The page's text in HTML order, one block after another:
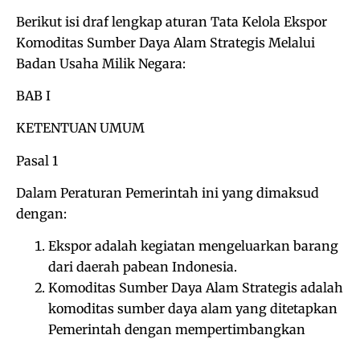
Berikut isi draf lengkap aturan Tata Kelola Ekspor
Komoditas Sumber Daya Alam Strategis Melalui
Badan Usaha Milik Negara:
BAB I
KETENTUAN UMUM
Pasal 1
Dalam Peraturan Pemerintah ini yang dimaksud
dengan:
Ekspor adalah kegiatan mengeluarkan barang
dari daerah pabean Indonesia.
Komoditas Sumber Daya Alam Strategis adalah
komoditas sumber daya alam yang ditetapkan
Pemerintah dengan mempertimbangkan